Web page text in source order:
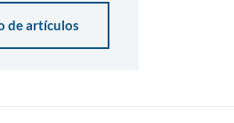
de artículos